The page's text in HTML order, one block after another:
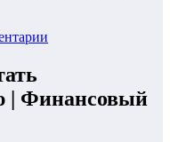
| Финансовый